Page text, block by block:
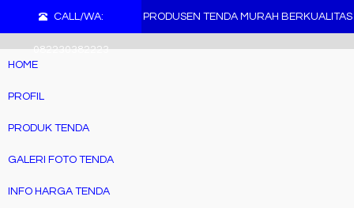
CALL/WA:
082230382223
PRODUSEN TENDA MURAH BERKUALITAS
HOME
PROFIL
PRODUK TENDA
GALERI FOTO TENDA
INFO HARGA TENDA